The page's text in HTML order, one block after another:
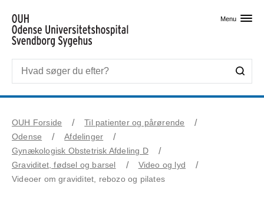
Menu
OUH Forside
Til patienter og pårørende
Odense
Afdelinger
Gynækologisk Obstetrisk Afdeling D
Graviditet, fødsel og barsel
Video og lyd
Videoer om graviditet, rebozo og pilates